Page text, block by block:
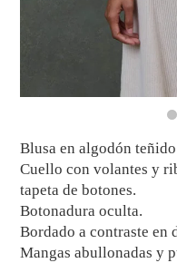
Blusa en algodón
Cuello con volantes y
tapeta de botones.
Botonadura oculta.
Bordado a contraste en
Mangas abullonadas y